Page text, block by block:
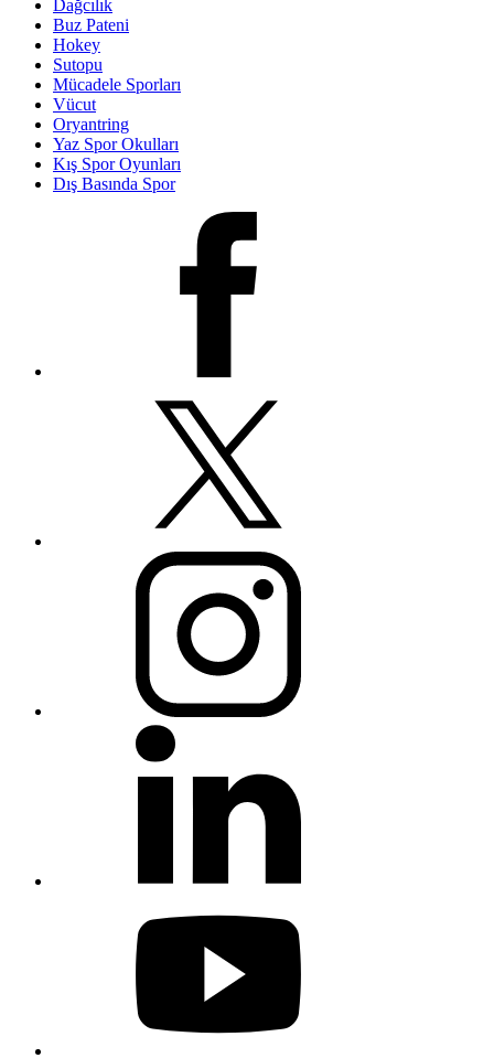
Dağcılık
Buz Pateni
Hokey
Sutopu
Mücadele Sporları
Vücut
Oryantring
Yaz Spor Okulları
Kış Spor Oyunları
Dış Basında Spor